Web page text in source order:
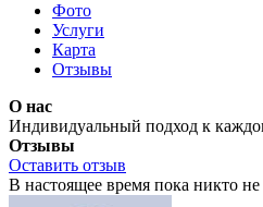
Фото
Услуги
Карта
Отзывы
О нас
Индивидуальный подход к
Отзывы
Оставить отзыв
В настоящее время пока никто не